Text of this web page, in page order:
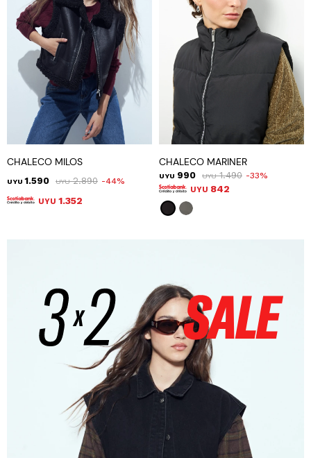
CHALECO MILOS
UYU 1.590 UYU 2.890 44
UYU 1.352
CHALECO MARINER
UYU 990 UYU 1.490 33
UYU 842